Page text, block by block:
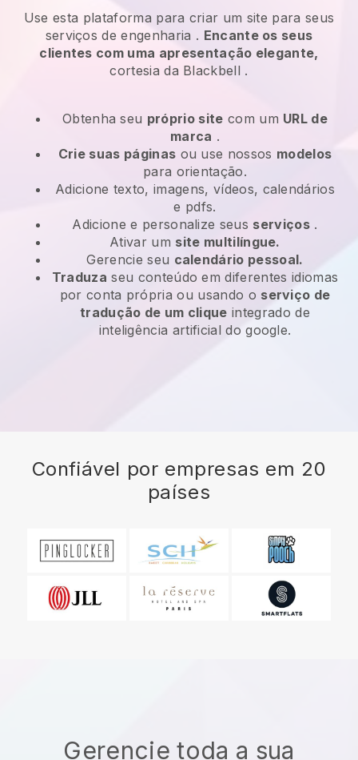
Use esta plataforma para criar um site para seus
serviços de engenharia . Encante os seus
clientes com uma apresentação elegante,
cortesia da Blackbell .
Obtenha seu próprio site com um URL de
marca .
Crie suas páginas ou use nossos modelos
para orientação.
Adicione texto, imagens, vídeos, calendários
e pdfs.
Adicione e personalize seus serviços.
Ativar um site multilíngue.
Gerencie seu calendário pessoal.
Traduza seu conteúdo em diferentes idiomas
por conta própria ou usando o serviço de
tradução de um clique integrado de
inteligência artificial do google.
Confiável por empresas em 20
países
Gerencie toda a sua